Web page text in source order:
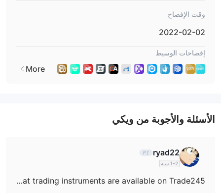
وقت الإفصاح
2022-02-02
إفصاحات الوسيط
More
الأسئلة والأجوبة من ويكي
ryad22
1-2 سنة
What trading instruments are available on Trade245?